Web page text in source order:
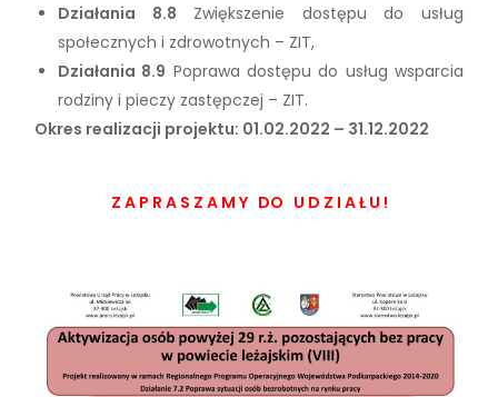
Działania 8.8 Zwiększenie dostępu do usług
społecznych i zdrowotnych – ZIT,
Działania 8.9 Poprawa dostępu do usług wsparcia
rodziny i pieczy zastępczej – ZIT.
Okres realizacji projektu: 01.02.2022 – 31.12.2022
Z A P R A S Z A M Y DO U D Z I A Ł U !